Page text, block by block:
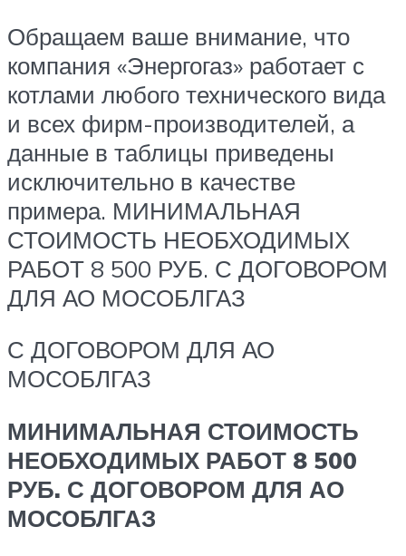
Обращаем ваше внимание, что
компания «Энергогаз» работает с
котлами любого технического вида
и всех фирм-производителей, а
данные в таблицы приведены
исключительно в качестве
примера. МИНИМАЛЬНАЯ
СТОИМОСТЬ НЕОБХОДИМЫХ
РАБОТ 8 500 РУБ. С ДОГОВОРОМ
ДЛЯ АО МОСОБЛГАЗ
С ДОГОВОРОМ ДЛЯ АО
МОСОБЛГАЗ
МИНИМАЛЬНАЯ СТОИМОСТЬ
НЕОБХОДИМЫХ РАБОТ 8 500
РУБ. С ДОГОВОРОМ ДЛЯ АО
МОСОБЛГАЗ